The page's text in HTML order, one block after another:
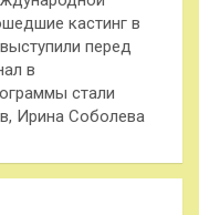
кастинг в
перед
в
стали
Ирина Соболева